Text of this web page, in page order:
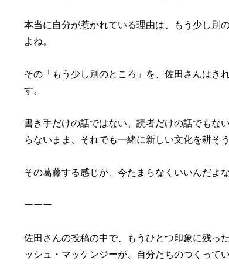
本当に自分が惹かれている理由は、もう少し別
よね。
その「もう少し別のところ」を、佐田さんはき
す。
書き手だけの話ではない、読者だけの話でもな
らないまま、それでも一緒に新しい文化を耕そう
その葛藤する感じが、今たまらなくいいんだよな
ーーー
佐田さんの投稿の中で、もうひとつ印象に残っ
ッシュ・マッケンジーが、自分たちのつくって